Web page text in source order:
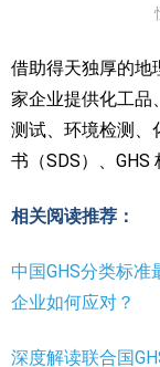
借助得天独厚的地
家企业提供化工品
测试、环境检测、
书（SDS）、GHS
相关阅读推荐：
中国GHS分类标
企业如何应对？
深度解读联合国